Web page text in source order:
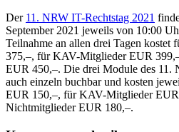
Der 11. NRW IT-Rechtstag 2021
September 2021 jeweils von 10:00
Teilnahme an allen drei Tagen
375,–, für KAV-Mitglieder EUR
EUR 450,–. Die drei Module des 11.
auch einzeln buchbar und kosten
EUR 150,–, für KAV-Mitglieder
Nichtmitglieder EUR 180,–.